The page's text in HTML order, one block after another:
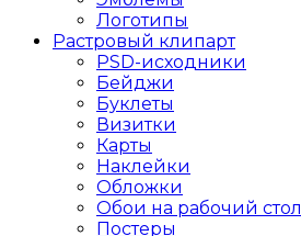
Логотипы
Растровый клипарт
PSD-исходники
Бейджи
Буклеты
Визитки
Карты
Наклейки
Обложки
Обои на рабочий стол
Постеры